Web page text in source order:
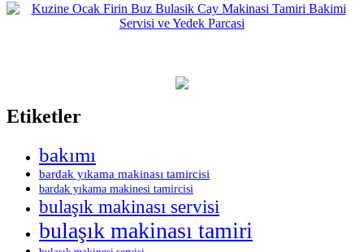
Etiketler
bakımı
bardak yıkama makinası tamircisi
bardak yıkama makinesi tamircisi
bulaşık makinası servisi
bulaşık makinası tamiri